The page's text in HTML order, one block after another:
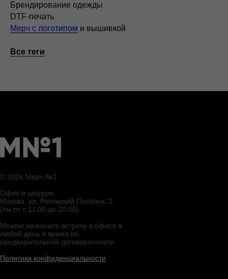
Брендирование одежды
DTF-печать
Мерч с логотипом и вышивкой
Все теги
© 2026 Мерч №1
Офис и шоурум:
Москва, ул. Рогожский Посёлок, 3
(пн-пт с 11:00 до 20:00)
Можем назначить встречу в офисе в
любой день и время по
предварительной договоренности
Политика конфиденциальности